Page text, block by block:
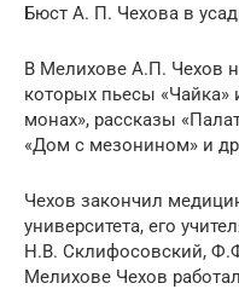
Бюст А. П. Чехова в
В Мелихове А.П. Чехов
которых пьесы «Чайка»
монах», рассказы
«Дом с мезонином» и
Чехов закончил
университета, его
Н.В. Склифосовский,
Мелихове Чехов